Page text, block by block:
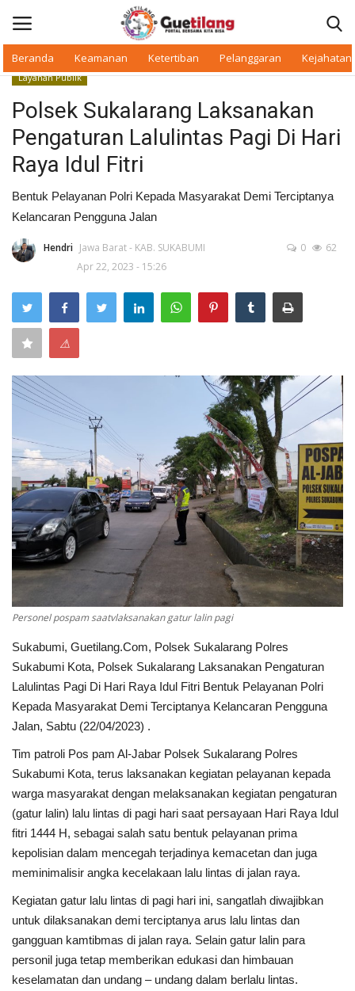
Beranda Keamanan Ketertiban Pelanggaran Kejahatan
Beranda
Daerah
Makan Bergizi
Warkop Digital
Pelanggaran
Ketertiban
Keamanan
Kejahatan
Cybers Event
UMKM & Ekonomi Kreatif
Pekerja Migran Indonesia
Ekonomi
Pendidikan
Informasi Journalism
Olahraga
Kesehatan
Layanan Publik
Perempuan/Anak
Layanan Publik
Polsek Sukalarang Laksanakan
Pengaturan Lalulintas Pagi Di Hari
Raya Idul Fitri
Bentuk Pelayanan Polri Kepada Masyarakat Demi Terciptanya
Kelancaran Pengguna Jalan
Hendri Jawa Barat - KAB. SUKABUMI
Apr 22, 2023 - 15:26
0 62
⚠
Personel pospam saatvlaksanakan gatur lalin pagi
Sukabumi, Guetilang.Com, Polsek Sukalarang Polres
Sukabumi Kota, Polsek Sukalarang Laksanakan Pengaturan
Lalulintas Pagi Di Hari Raya Idul Fitri Bentuk Pelayanan Polri
Kepada Masyarakat Demi Terciptanya Kelancaran Pengguna
Jalan, Sabtu (22/04/2023) .
Tim patroli Pos pam Al-Jabar Polsek Sukalarang Polres
Sukabumi Kota, terus laksanakan kegiatan pelayanan kepada
warga masyarakat dengan melaksanakan kegiatan pengaturan
(gatur lalin) lalu lintas di pagi hari saat persayaan Hari Raya Idul
fitri 1444 H, sebagai salah satu bentuk pelayanan prima
kepolisian dalam mencegah terjadinya kemacetan dan juga
meminimalisir angka kecelakaan lalu lintas di jalan raya.
Kegiatan gatur lalu lintas di pagi hari ini, sangatlah diwajibkan
untuk dilaksanakan demi terciptanya arus lalu lintas dan
gangguan kamtibmas di jalan raya. Selain gatur lalin para
personil juga tetap memberikan edukasi dan himbauan
keselamatan dan undang – undang dalam berlalu lintas.